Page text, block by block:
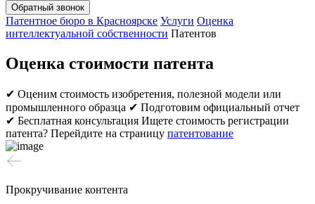
Обратный звонок
Патентное бюро в Красноярске Услуги Оценка
интеллектуальной собственности Патентов
Оценка стоимости патента
✔ Оценим стоимость изобретения, полезной модели или
промышленного образца ✔ Подготовим официальный отчет
✔ Бесплатная консультация Ищете стоимость регистрации
патента? Перейдите на страницу патентование
Прокручивание контента